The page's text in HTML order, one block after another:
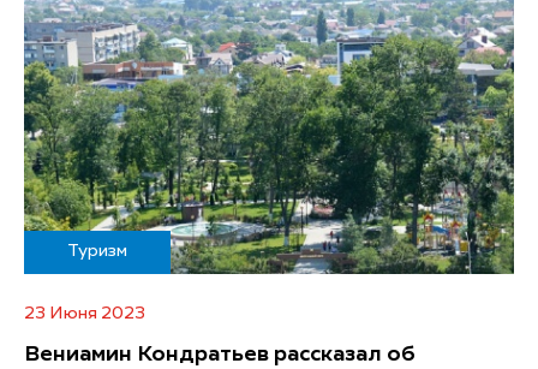
Туризм
23 Июня 2023
Вениамин Кондратьев рассказал об